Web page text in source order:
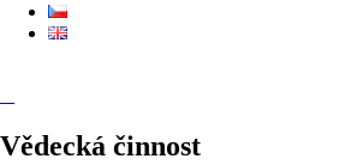
Vědecká činnost